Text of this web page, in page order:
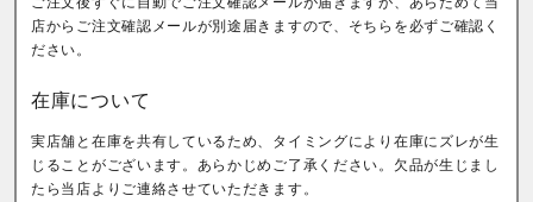
店からご注文確認メールが別途届きますので、そちらを必ずご確認く
ださい。
在庫について
実店舗と在庫を共有しているため、タイミングにより在庫にズレが生
じることがございます。あらかじめご了承ください。欠品が生じまし
たら当店よりご連絡させていただきます。